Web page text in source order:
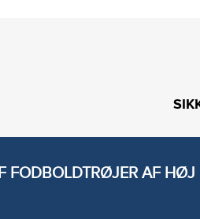
FODBOLDTRØJER AF HØJ